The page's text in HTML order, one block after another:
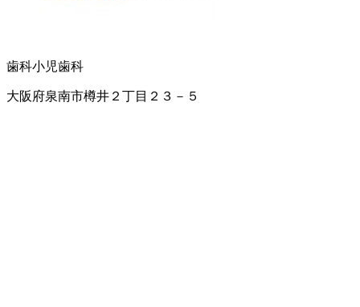
歯科小児歯科
大阪府泉南市樽井２丁目２３－５